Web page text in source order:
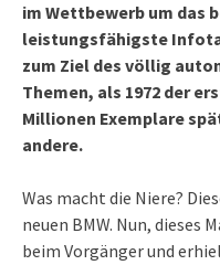
im Wettbewerb um das
leistungsfähigste
zum Ziel des völlig
Themen, als 1972 der
Millionen Exemplare
andere.
Was macht die Niere?
neuen BMW. Nun, dieses
beim Vorgänger und